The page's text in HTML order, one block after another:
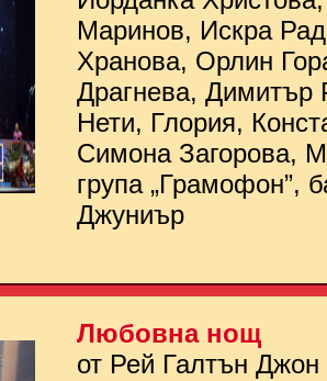
Маринов, Искра
Хранова, Орлин
Драгнева, Димитър
Нети, Глория,
Симона Загорова,
група „Грамофон”,
Джуниър
Любовна нощ
от Рей Галтън Джон